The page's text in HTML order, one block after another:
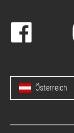
Österreich